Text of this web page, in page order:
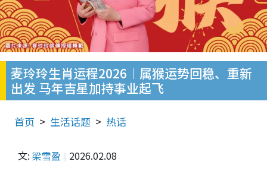
麦玲玲生肖运程2026︱属猴运势回稳、重新
出发 马年吉星加持事业起飞
首页 生活话题 热话
文: 梁雪盈 2026.02.08